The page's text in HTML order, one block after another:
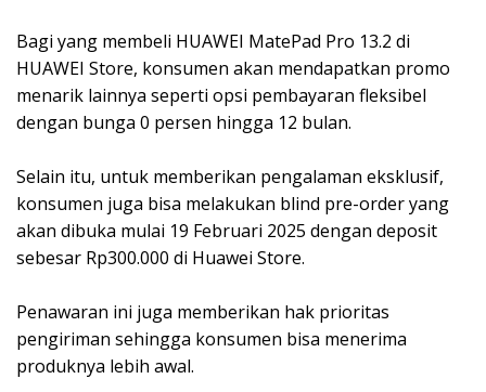
Bagi yang membeli HUAWEI MatePad Pro 13.2 di
HUAWEI Store, konsumen akan mendapatkan promo
menarik lainnya seperti opsi pembayaran fleksibel
dengan bunga 0 persen hingga 12 bulan.
Selain itu, untuk memberikan pengalaman eksklusif,
konsumen juga bisa melakukan blind pre-order yang
akan dibuka mulai 19 Februari 2025 dengan deposit
sebesar Rp300.000 di Huawei Store.
Penawaran ini juga memberikan hak prioritas
pengiriman sehingga konsumen bisa menerima
produknya lebih awal.